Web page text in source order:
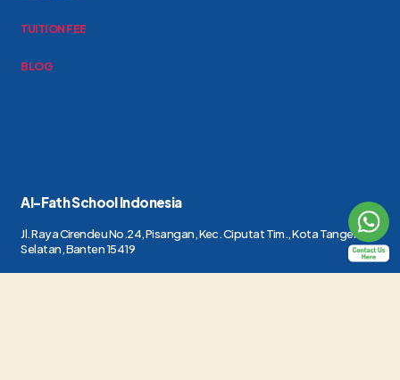
Al-Fath School Indonesia
Jl. Raya Cirendeu No.24, Pisangan, Kec. Ciputat Tim., Kota Tangerang
Selatan, Banten 15419
TUITION FEE
BLOG